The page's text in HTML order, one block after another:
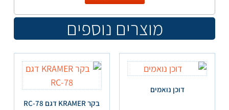
מוצרים נוספים
דוכן נואמים
בקר KRAMER דגם RC-78